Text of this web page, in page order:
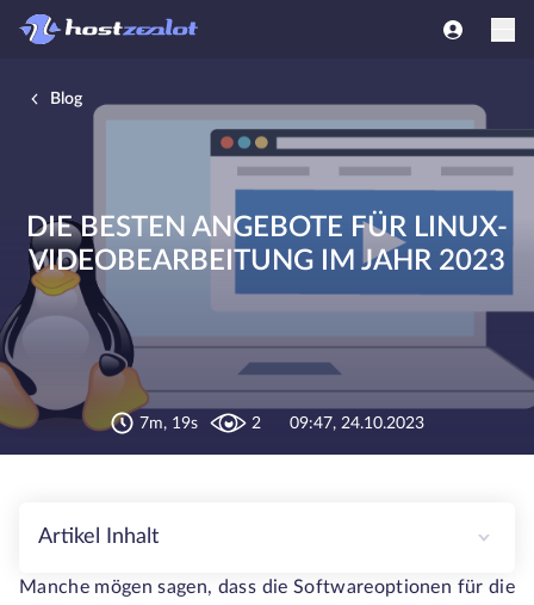
Blog
DIE BESTEN ANGEBOTE FÜR LINUX-
VIDEOBEARBEITUNG IM JAHR 2023
7m, 19s 2 09:47, 24.10.2023
Artikel Inhalt
Manche mögen sagen, dass die Softwareoptionen für die